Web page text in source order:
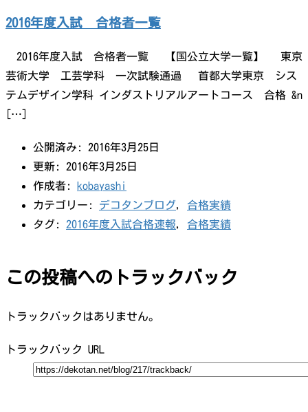
2016年度入試 合格者一覧
2016年度入試 合格者一覧 【国公立大学一覧】 東京
芸術大学 工芸学科 一次試験通過 首都大学東京 シス
テムデザイン学科 インダストリアルアートコース 合格 &n
[…]
公開済み: 2016年3月25日
更新: 2016年3月25日
作成者:
kobayashi
カテゴリー: デコタンブログ, 合格実績
タグ: 2016年度入試合格速報, 合格実績
この投稿へのトラックバック
トラックバックはありません。
トラックバック URL